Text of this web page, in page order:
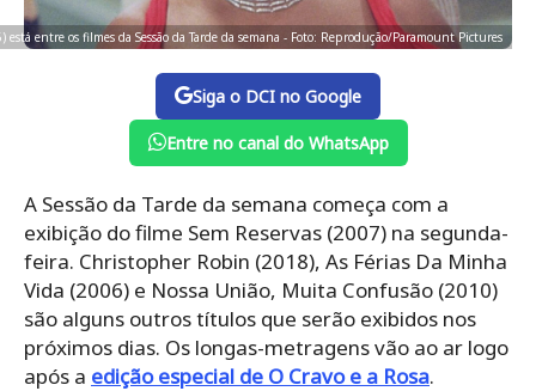
está entre os filmes da Sessão da Tarde da semana - Foto: Reprodução/Paramount Pictures
Siga o DCI no Google
Entre no canal do WhatsApp
A Sessão da Tarde da semana começa com a
exibição do filme Sem Reservas (2007) na segunda-
feira. Christopher Robin (2018), As Férias Da Minha
Vida (2006) e Nossa União, Muita Confusão (2010)
são alguns outros títulos que serão exibidos nos
próximos dias. Os longas-metragens vão ao ar logo
após a edição especial de O Cravo e a Rosa.